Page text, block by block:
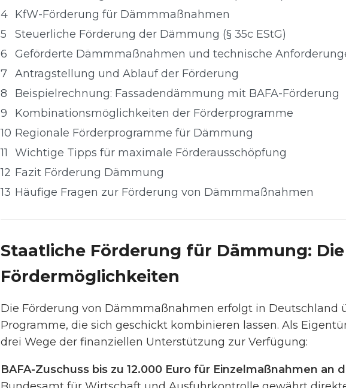
4 KfW-Förderung für Dämmmaßnahmen
5
Steuerliche Förderung der Dämmung (§ 35c EStG)
6
Geförderte Dämmmaßnahmen und technische
7 Antragstellung und Ablauf der Förderung
8
Beispielrechnung: Fassadendämmung mit BAFA-Förderung
9
Kombinationsmöglichkeiten der Förderprogramme
10 Regionale Förderprogramme für Dämmung
11
Wichtige Tipps für maximale Förderausschöpfung
12 Fazit Förderung Dämmung
13 Häufige Fragen zur Förderung von Dämmmaßnahmen
Staatliche Förderung für Dämmung:
Fördermöglichkeiten
Die Förderung von Dämmmaßnahmen erfolgt in Deutschland
Programme, die sich geschickt kombinieren lassen. Als
drei Wege der finanziellen Unterstützung zur Verfügung:
BAFA-Zuschuss bis zu 12.000 Euro für Einzelmaßnahmen an